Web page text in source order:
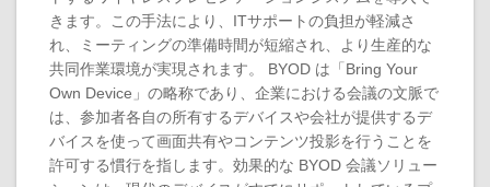
きます。この手法により、ITサポートの負担が軽減さ
れ、ミーティングの準備時間が短縮され、より生産的な
共同作業環境が実現されます。 BYOD は「Bring Your
Own Device」の略称であり、企業における会議の文脈で
は、参加者各自の所有するデバイスや会社が提供するデ
バイスを使って画面共有やコンテンツ投影を行うことを
許可する慣行を指します。効果的な BYOD 会議ソリュー